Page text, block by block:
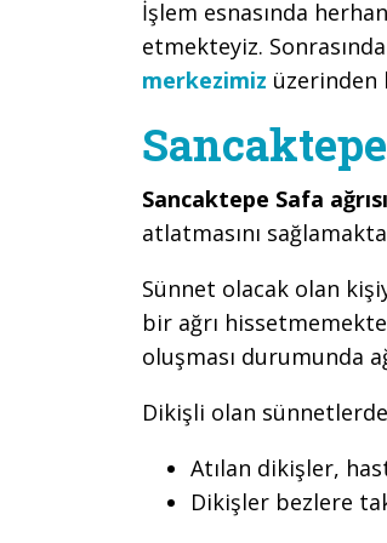
İşlem esnasında
etmekteyiz.
merkezimiz üzerinden
Sancaktepe Safa
atlatmasını
Sünnet olacak olan
bir ağrı
oluşması durumunda
Dikişli olan
Atılan dikişler,
Dikişler bezlere